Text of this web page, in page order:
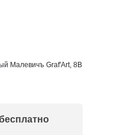
Малевичъ Graf'Art, 8В